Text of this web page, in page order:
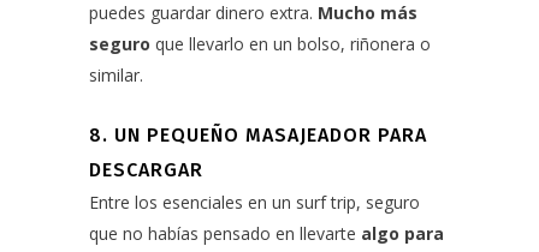
puedes guardar dinero extra. Mucho más
seguro que llevarlo en un bolso, riñonera o
similar.
8. UN PEQUEÑO MASAJEADOR PARA
DESCARGAR
Entre los esenciales en un surf trip, seguro
que no habías pensado en llevarte algo para